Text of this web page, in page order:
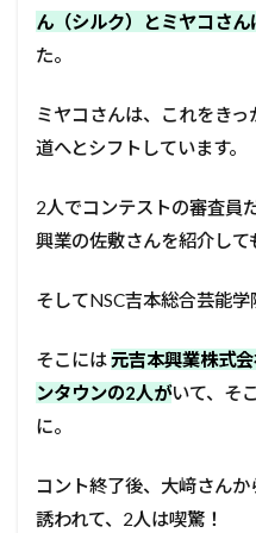
ん（シルク）とミヤコさ
た。
ミヤコさんは、これをき
道へとシフトしています。
2人でコンテストの審査員
興業の佐敷さんを紹介して
そしてNSC吉本総合芸能学
そこには元吉本興業株式
ンタウンの2人がいて、そ
に。
コント終了後、大﨑さんか
誘われて、2人は喫驚！